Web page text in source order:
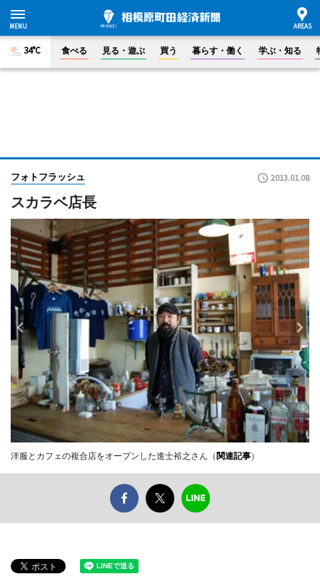
34°C 食べる 見る・遊ぶ 買う 暮らす・働く 学ぶ・知る
フォトフラッシュ 2013.01.08
スカラベ店長
洋服とカフェの複合店をオープンした進士裕之さん（ 関連記事）